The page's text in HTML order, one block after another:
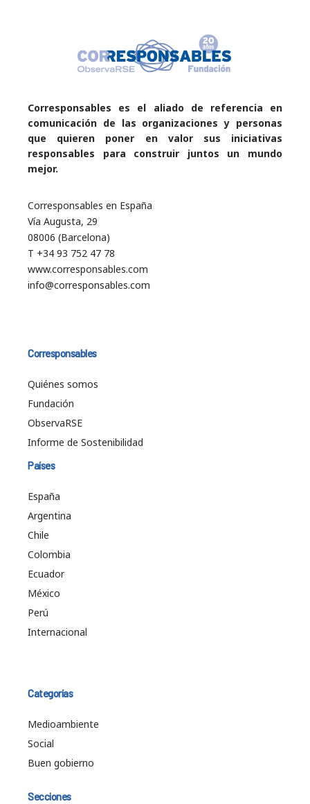
Corresponsables es el aliado de referencia en
comunicación de las organizaciones y personas
que quieren poner en valor sus iniciativas
responsables para construir juntos un mundo
mejor.
Corresponsables en España
Vía Augusta, 29
08006 (Barcelona)
T +34 93 752 47 78
www.corresponsables.com
info@corresponsables.com
Corresponsables
Quiénes somos
Fundación
ObservaRSE
Informe de Sostenibilidad
Países
España
Argentina
Chile
Colombia
Ecuador
México
Perú
Internacional
Categorías
Medioambiente
Social
Buen gobierno
Secciones